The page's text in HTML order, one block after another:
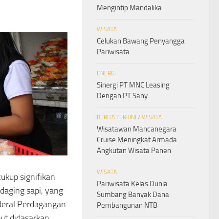
signifikan
sapi, yang
Perdagangan
Mengintip Mandalika
WISATA
Celukan Bawang Penyangga
Pariwisata
ENERGI
Sinergi PT MNC Leasing
Dengan PT Sany
BERITA TERKINI / WISATA
Wisatawan Mancanegara
Cruise Meningkat Armada
Angkutan Wisata Panen
WISATA
Pariwisata Kelas Dunia
Sumbang Banyak Dana
Pembangunan NTB